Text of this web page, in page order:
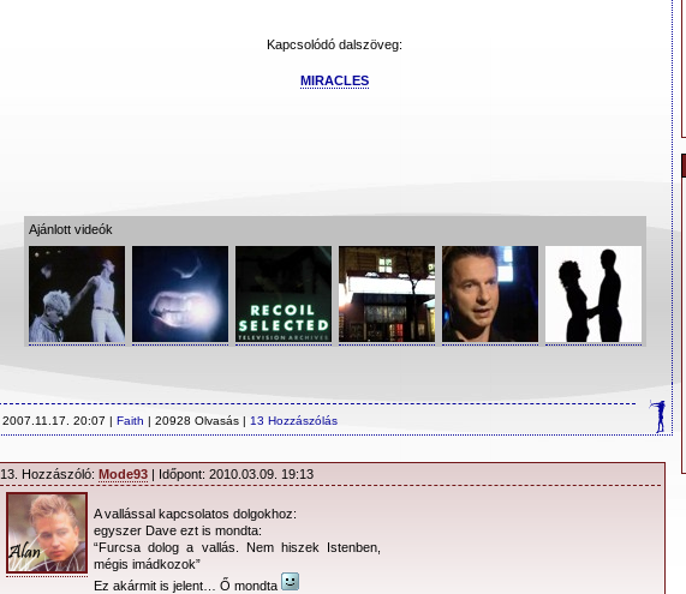
Kapcsolódó dalszöveg:
MIRACLES
Ajánlott videók
2007.11.17. 20:07 | Faith | 20928 Olvasás | 13 Hozzászólás
13. Hozzászóló: Mode93 | Időpont: 2010.03.09. 19:13
A vallással kapcsolatos dolgokhoz:
egyszer Dave ezt is mondta:
“Furcsa dolog a vallás. Nem hiszek Istenben,
mégis imádkozok”
Ez akármit is jelent… Ő mondta